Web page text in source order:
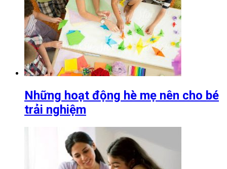
Những hoạt động hè mẹ nên cho bé
trải nghiệm